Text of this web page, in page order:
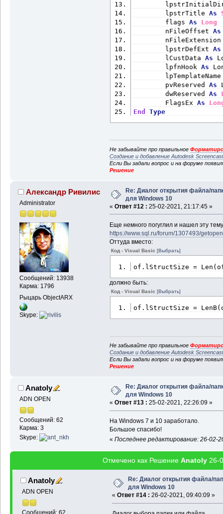
FolderExists = True
Err.Clear
FolderExists = False
GoTo 0
Function
lpstrTitle As
flags As
Long
nFileOffset As
lpstrDefExt As
lCustData As
lpfnHook As
pvReserved As
dwReserved As
FlagsEx As
End
Type
Не забывайте про правильное
Создание и добавление Autodesk
Если Вы задали вопрос и на форуме
Решение
Александр Ривилис
Administrator
Сообщений: 13938
Карма: 1796
Рыцарь ObjectARX
Skype:
Re: Диалог открытия файла/
для Windows 10
« Ответ #12 : 25-02-2021, 21:17:45 »
Еще немного погуглил и нашел эту
https://www.sql.ru/forum/1307493/
Оттуда вместо:
Код - Visual Basic [Выбрать]
of.lStructSize =
должно быть:
Код - Visual Basic [Выбрать]
of.lStructSize =
Не забывайте про правильное
Создание и добавление Autodesk
Если Вы задали вопрос и на форуме
Решение
Anatoly
ADN OPEN
Сообщений: 62
Карма: 3
Skype:
Re: Диалог открытия файла/
для Windows 10
« Ответ #13 : 25-02-2021, 22:26:09 »
На Windows 7 и 10 заработало.
Большое спасибо!
« Последнее редактирование: 26-02-
Отмечено как Решение Anatoly 26-
Anatoly
ADN OPEN
Сообщений: 62
Re: Диалог открытия файла/
для Windows 10
« Ответ #14 : 26-02-2021, 09:40:09 »